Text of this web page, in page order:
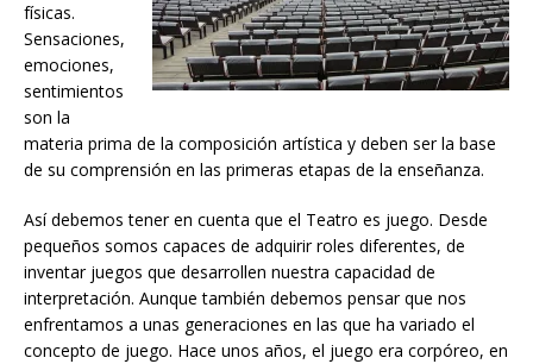
físicas.
Sensaciones,
emociones,
sentimientos
son la
materia prima de la composición artística y deben ser la base
de su comprensión en las primeras etapas de la enseñanza.
Así debemos tener en cuenta que el Teatro es juego. Desde
pequeños somos capaces de adquirir roles diferentes, de
inventar juegos que desarrollen nuestra capacidad de
interpretación. Aunque también debemos pensar que nos
enfrentamos a unas generaciones en las que ha variado el
concepto de juego. Hace unos años, el juego era corpóreo, en